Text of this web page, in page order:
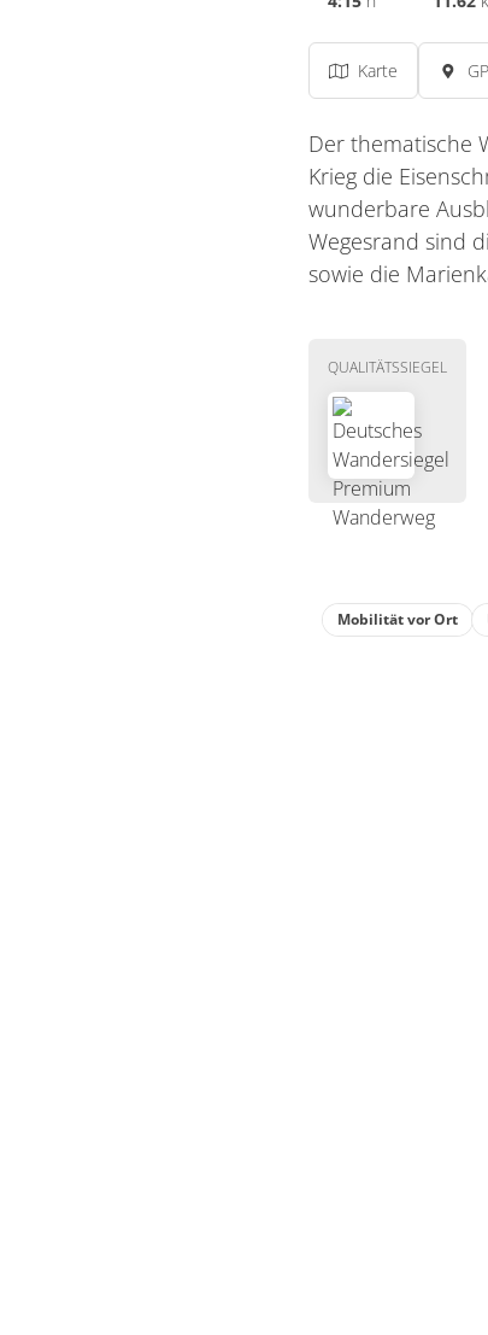
Karte
Der thematische
Krieg die
wunderbare
Wegesrand sind
sowie die
QUALITÄTSSIEGEL
Mobilität vor Ort